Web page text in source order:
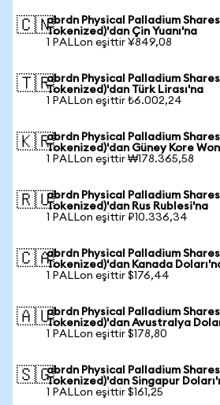
🇨🇳abrdn Physical Palladium
Tokenized)'dan Çin Yuanı'na
1 PALLon eşittir ¥849,08
🇹🇷abrdn Physical Palladium
Tokenized)'dan Türk Lirası'na
1 PALLon eşittir ₺6.002,24
🇰🇷abrdn Physical Palladium
Tokenized)'dan Güney Kore
1 PALLon eşittir ₩178.365,58
🇷🇺abrdn Physical Palladium
Tokenized)'dan Rus Rublesi'na
1 PALLon eşittir ₽10.336,34
🇨🇦abrdn Physical Palladium
Tokenized)'dan Kanada
1 PALLon eşittir $176,44
🇦🇺abrdn Physical Palladium
Tokenized)'dan Avustralya
1 PALLon eşittir $178,80
🇸🇬abrdn Physical Palladium
Tokenized)'dan Singapur
1 PALLon eşittir $161,25